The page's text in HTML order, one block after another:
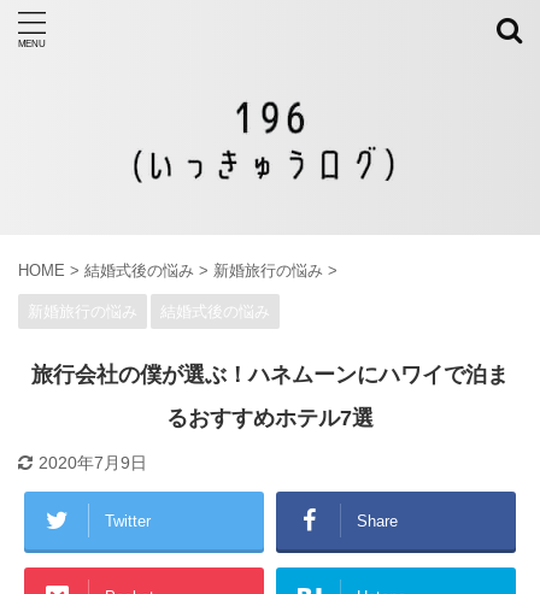
HOME > 結婚式後の悩み > 新婚旅行の悩み >
新婚旅行の悩み 結婚式後の悩み
旅行会社の僕が選ぶ！ハネムーンにハワイで泊ま
るおすすめホテル7選
2020年7月9日
Twitter Share